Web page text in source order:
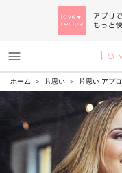
ホーム 片思い 片思い アプ